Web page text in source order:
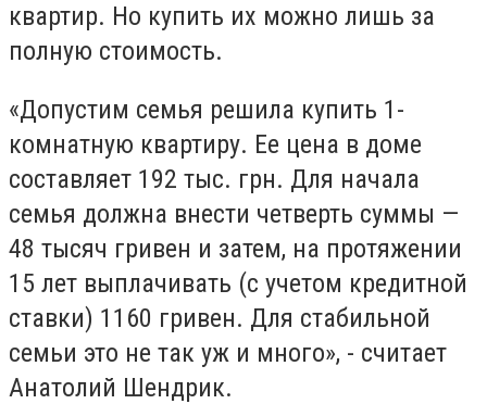
квартир. Но купить их можно лишь за
полную стоимость.
«Допустим семья решила купить 1-
комнатную квартиру. Ее цена в доме
составляет 192 тыс. грн. Для начала
семья должна внести четверть суммы —
48 тысяч гривен и затем, на протяжении
15 лет выплачивать (с учетом кредитной
ставки) 1160 гривен. Для стабильной
семьи это не так уж и много», - считает
Анатолий Шендрик.